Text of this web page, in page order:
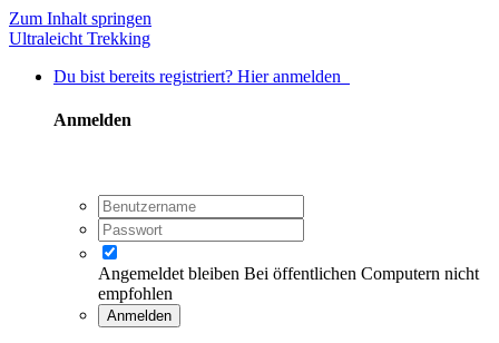
Zum Inhalt springen
Ultraleicht Trekking
Du bist bereits registriert? Hier anmelden
Anmelden
Angemeldet bleiben Bei öffentlichen Computern nicht
empfohlen
Anmelden